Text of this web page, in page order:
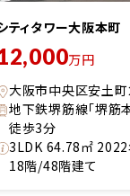
ティタワー大阪本町
万円
大阪市中央区安土町
地下鉄堺筋線「堺
徒歩3分
3LDK 64.78㎡
18階/48階建て